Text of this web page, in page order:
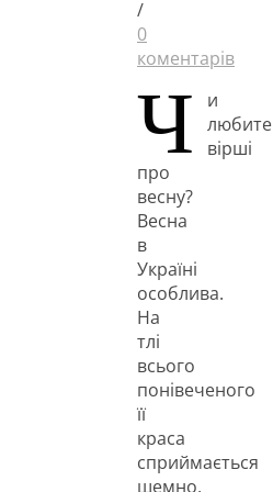
/
0
коментарів
Ч
и
любите
вірші
про
весну?
Весна
в
Україні
особлива.
На
тлі
всього
понівеченого
її
краса
сприймається
щемно,